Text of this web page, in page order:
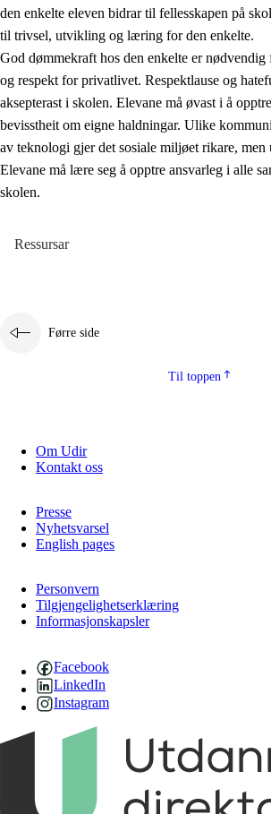
den enkelte eleven bidrar til fellesskapen på
til trivsel, utvikling og læring for den enkelte.
God dømmekraft hos den enkelte er nødvendig
og respekt for privatlivet. Respektlause og
aksepterast i skolen. Elevane må øvast i å
bevisstheit om eigne haldningar. Ulike
av teknologi gjer det sosiale miljøet rikare, men
Elevane må lære seg å opptre ansvarleg i alle
skolen.
Ressursar
Førre side
Til toppen
Om Udir
Kontakt oss
Presse
Nyhetsvarsel
English pages
Personvern
Tilgjengelighetserklæring
Informasjonskapsler
Facebook
LinkedIn
Instagram